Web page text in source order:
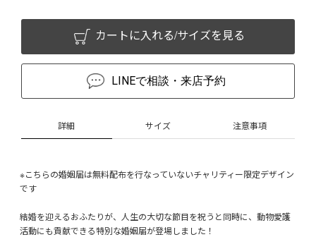
カートに入れる/サイズを見る
LINEで相談・来店予約
詳細 サイズ 注意事項
※こちらの婚姻届は無料配布を行なっていないチャリティー限定デザイン
です
結婚を迎えるおふたりが、人生の大切な節目を祝うと同時に、動物愛護
活動にも貢献できる特別な婚姻届が登場しました！